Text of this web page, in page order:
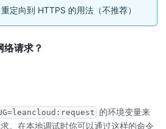
定向到 HTTPS 的用法（不推荐）
络请求？
的环境变量来
。在本地调试时你可以通过这样的命令